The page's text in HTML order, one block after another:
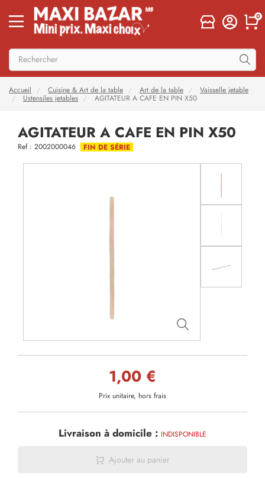
0
Accueil Cuisine & Art de la table Art de la table
Vaisselle jetable
Ustensiles jetables
AGITATEUR A CAFE EN PIN X50
AGITATEUR A CAFE EN PIN X50
Ref : 2002000046 FIN DE SÉRIE
1,00 €
Prix unitaire, hors frais
Livraison à domicile : INDISPONIBLE
Ajouter au panier